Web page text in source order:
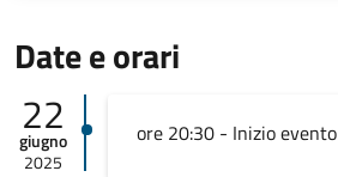
Date e orari
22
giugno
2025
ore 20:30 - Inizio evento